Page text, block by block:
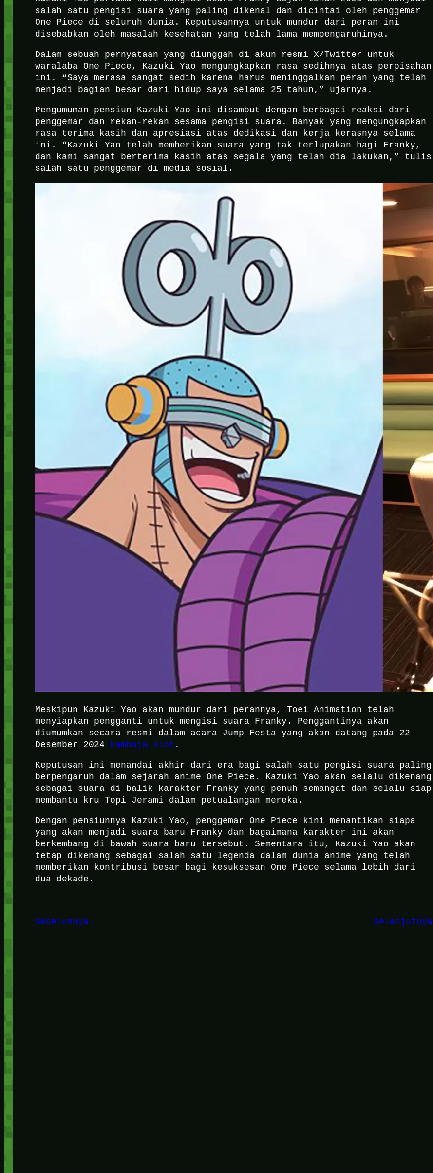
salah satu pengisi suara yang paling dikenal dan dicintai oleh penggemar
One Piece di seluruh dunia. Keputusannya untuk mundur dari peran ini
disebabkan oleh masalah kesehatan yang telah lama mempengaruhinya.
Dalam sebuah pernyataan yang diunggah di akun resmi X/Twitter untuk
waralaba One Piece, Kazuki Yao mengungkapkan rasa sedihnya atas perpisahan
ini. “Saya merasa sangat sedih karena harus meninggalkan peran yang telah
menjadi bagian besar dari hidup saya selama 25 tahun,” ujarnya.
Pengumuman pensiun Kazuki Yao ini disambut dengan berbagai reaksi dari
penggemar dan rekan-rekan sesama pengisi suara. Banyak yang mengungkapkan
rasa terima kasih dan apresiasi atas dedikasi dan kerja kerasnya selama
ini. “Kazuki Yao telah memberikan suara yang tak terlupakan bagi Franky,
dan kami sangat berterima kasih atas segala yang telah dia lakukan,” tulis
salah satu penggemar di media sosial.
Meskipun Kazuki Yao akan mundur dari perannya, Toei Animation telah
menyiapkan pengganti untuk mengisi suara Franky. Penggantinya akan
diumumkan secara resmi dalam acara Jump Festa yang akan datang pada 22
Desember 2024 kamboja slot .
Keputusan ini menandai akhir dari era bagi salah satu pengisi suara paling
berpengaruh dalam sejarah anime One Piece. Kazuki Yao akan selalu dikenang
sebagai suara di balik karakter Franky yang penuh semangat dan selalu siap
membantu kru Topi Jerami dalam petualangan mereka.
Dengan pensiunnya Kazuki Yao, penggemar One Piece kini menantikan siapa
yang akan menjadi suara baru Franky dan bagaimana karakter ini akan
berkembang di bawah suara baru tersebut. Sementara itu, Kazuki Yao akan
tetap dikenang sebagai salah satu legenda dalam dunia anime yang telah
memberikan kontribusi besar bagi kesuksesan One Piece selama lebih dari
dua dekade.
Sebelumnya Selanjutnya